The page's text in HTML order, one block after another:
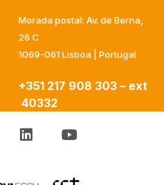
Morada postal: Av. de Berna,
26 C
1069-061 Lisboa | Portugal
+351 217 908 303 – ext
40332